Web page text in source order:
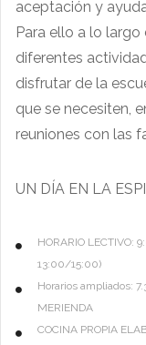
aceptación y
Para ello a lo
diferentes
disfrutar de la
que se necesiten,
reuniones con las
UN DÍA EN LA
HORARIO LECTIVO:
13:00/15:00)
Horarios ampliados:
MERIENDA
COCINA PROPIA